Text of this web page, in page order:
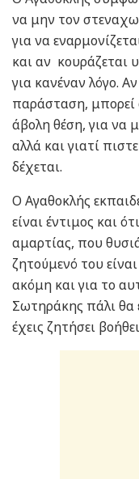
να μην τον
για να
και αν κουράζεται
για κανέναν λόγο.
παράσταση, μπορεί
άβολη θέση, για να
αλλά και γιατί
δέχεται.
Ο Αγαθοκλής
είναι έντιμος και
αμαρτίας, που
ζητούμενό του
ακόμη και για το
Σωτηράκης πάλι θα
έχεις ζητήσει